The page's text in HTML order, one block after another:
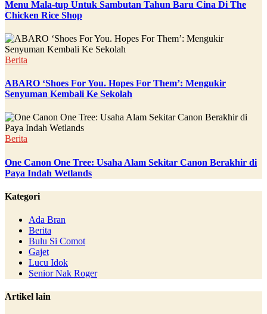
Menu Mala-tup Untuk Sambutan Tahun Baru Cina Di The
Chicken Rice Shop
Berita
ABARO ‘Shoes For You. Hopes For Them’: Mengukir
Senyuman Kembali Ke Sekolah
Berita
One Canon One Tree: Usaha Alam Sekitar Canon Berakhir di
Paya Indah Wetlands
Kategori
Ada Bran
Berita
Bulu Si Comot
Gajet
Lucu Idok
Senior Nak Roger
Artikel lain